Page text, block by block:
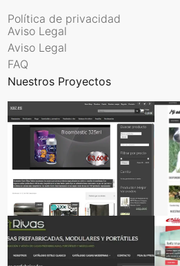
Política de privacidad
Aviso Legal
Aviso Legal
FAQ
Nuestros Proyectos